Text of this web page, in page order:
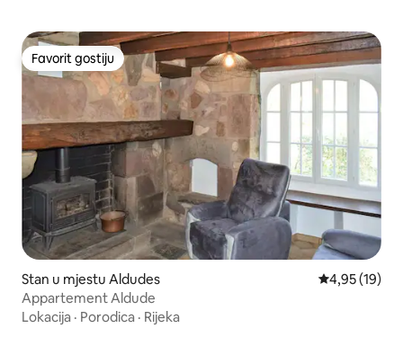
Favorit gostiju
Favorit gostiju
Stan u mjestu Aldudes Prosječna
4,95 (19)
Appartement Aldude
Lokacija · Porodica · Rijeka